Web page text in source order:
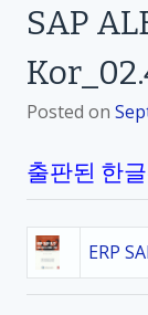
SAP
Posted on
출판된 한
ERP